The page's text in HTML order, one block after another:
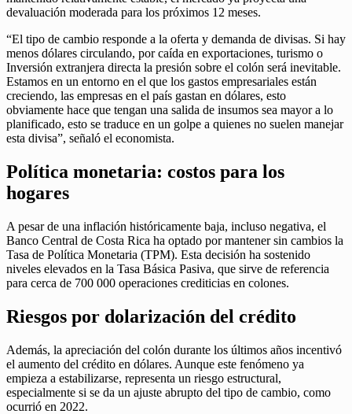
devaluación moderada para los próximos 12 meses.
“El tipo de cambio responde a la oferta y demanda de divisas. Si hay
menos dólares circulando, por caída en exportaciones, turismo o
Inversión extranjera directa la presión sobre el colón será inevitable.
Estamos en un entorno en el que los gastos empresariales están
creciendo, las empresas en el país gastan en dólares, esto
obviamente hace que tengan una salida de insumos sea mayor a lo
planificado, esto se traduce en un golpe a quienes no suelen manejar
esta divisa”, señaló el economista.
Política monetaria: costos para los
hogares
A pesar de una inflación históricamente baja, incluso negativa, el
Banco Central de Costa Rica ha optado por mantener sin cambios la
Tasa de Política Monetaria (TPM). Esta decisión ha sostenido
niveles elevados en la Tasa Básica Pasiva, que sirve de referencia
para cerca de 700 000 operaciones crediticias en colones.
Riesgos por dolarización del crédito
Además, la apreciación del colón durante los últimos años incentivó
el aumento del crédito en dólares. Aunque este fenómeno ya
empieza a estabilizarse, representa un riesgo estructural,
especialmente si se da un ajuste abrupto del tipo de cambio, como
ocurrió en 2022.